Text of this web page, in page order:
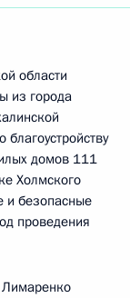
области
из города
домов 111
Холмского
и безопасные
проведения
Лимаренко